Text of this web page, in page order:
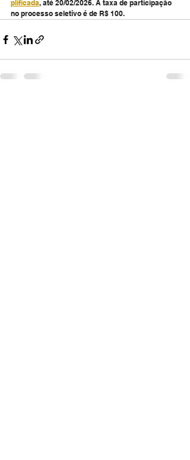
plificada, até 20/02/2026. A taxa de participação
no processo seletivo é de R$ 100.